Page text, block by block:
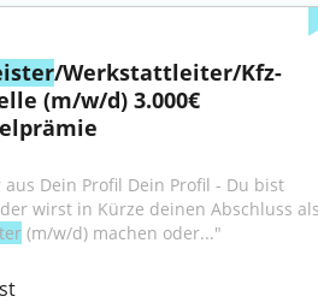
/Werkstattleiter/Kfz-
(m/w/d) 3.000€
Dein Profil Dein Profil - Du bist
(m/w/d) machen oder..."